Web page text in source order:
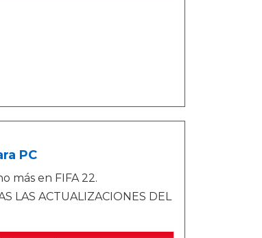
PC
más en FIFA 22.
LAS ACTUALIZACIONES DEL